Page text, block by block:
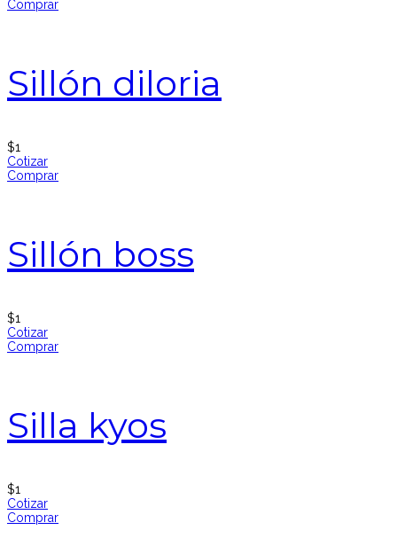
Comprar
Sillón diloria
$1
Cotizar
Comprar
Sillón boss
$1
Cotizar
Comprar
Silla kyos
$1
Cotizar
Comprar